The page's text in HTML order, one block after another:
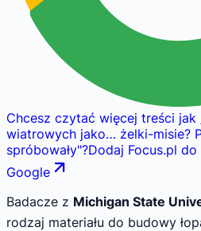
Chcesz czytać więcej treści jak
wiatrowych jako… żelki-misie?
spróbowały"?Dodaj Focus.pl
Google
Badacze z Michigan State
rodzaj materiału do budowy